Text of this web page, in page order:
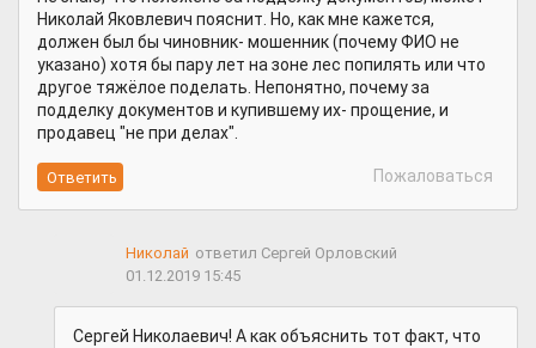
Николай Яковлевич пояснит. Но, как мне кажется,
должен был бы чиновник- мошенник (почему ФИО не
указано) хотя бы пару лет на зоне лес попилять или что
другое тяжёлое поделать. Непонятно, почему за
подделку документов и купившему их- прощение, и
продавец "не при делах".
Пожаловаться
Николай ответил Сергей Орловский
01.12.2019 15:45
Сергей Николаевич! А как объяснить тот факт, что